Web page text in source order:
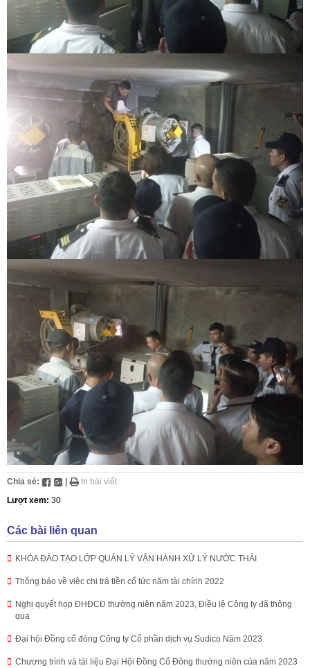
Chia sẻ:
In bài viết
Lượt xem: 30
Các bài liên quan
KHÓA ĐÀO TẠO LỚP QUẢN LÝ VẬN HÀNH XỬ LÝ NƯỚC THẢI
Thông báo về việc chi trả tiền cổ tức năm tài chính 2022
Nghị quyết họp ĐHĐCĐ thường niên năm 2023, Điều lệ Công ty đã thông
qua
Đại hội Đồng cổ đông Công ty Cổ phần dịch vụ Sudico Năm 2023
Chương trình và tài liệu Đại Hội Đồng Cổ Đông thường niên của năm 2023